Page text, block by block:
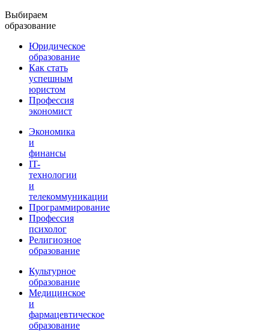
Выбираем
образование
Юридическое
образование
Как стать
успешным
юристом
Профессия
экономист
Экономика
и
финансы
IT-
технологии
и
телекоммуникации
Программирование
Профессия
психолог
Религиозное
образование
Культурное
образование
Медицинское
и
фармацевтическое
образование